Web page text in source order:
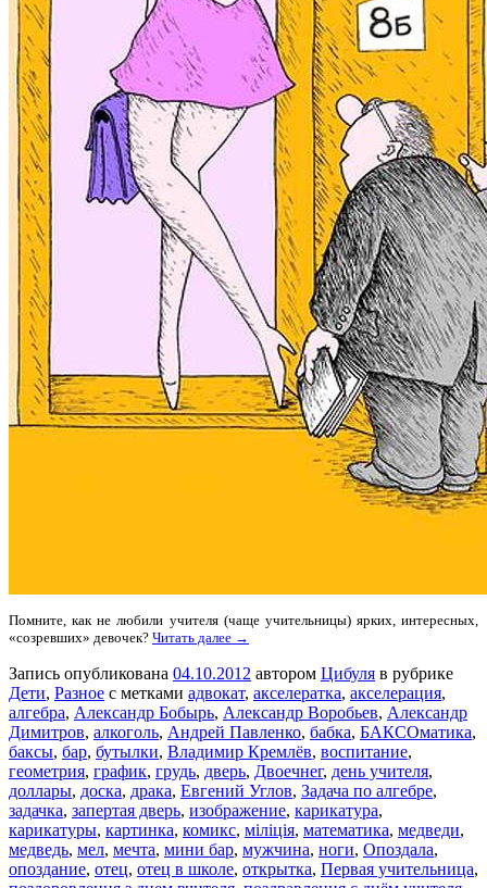
Помните, как не любили учителя (чаще учительницы) ярких, интересных,
«созревших» девочек? Читать далее →
Запись опубликована 04.10.2012 автором Цибуля в рубрике
Дети, Разное с метками адвокат, акселератка, акселерация,
алгебра, Александр Бобырь, Александр Воробьев, Александр
Димитров, алкоголь, Андрей Павленко, бабка, БАКСОматика,
баксы, бар, бутылки, Владимир Кремлёв, воспитание,
геометрия, график, грудь, дверь, Двоечнег, день учителя,
доллары, доска, драка, Евгений Углов, Задача по алгебре,
задачка, запертая дверь, изображение, карикатура,
карикатуры, картинка, комикс, міліція, математика, медведи,
медведь, мел, мечта, мини бар, мужчина, ноги, Опоздала,
опоздание, отец, отец в школе, открытка, Первая учительница,